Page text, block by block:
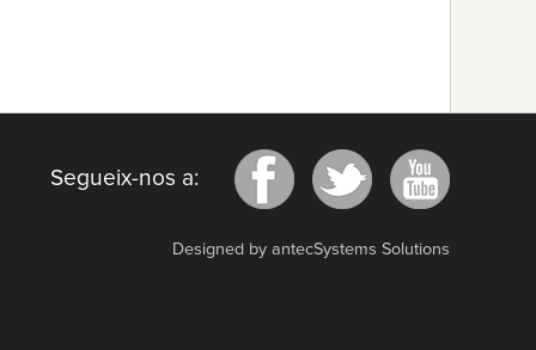
Segueix-nos a:
Designed by antecSystems Solutions